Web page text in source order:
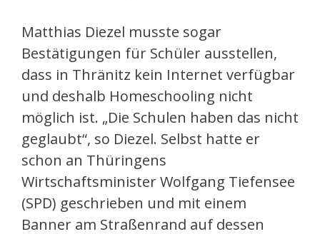
Matthias Diezel musste sogar
Bestätigungen für Schüler ausstellen,
dass in Thränitz kein Internet verfügbar
und deshalb Homeschooling nicht
möglich ist. „Die Schulen haben das nicht
geglaubt“, so Diezel. Selbst hatte er
schon an Thüringens
Wirtschaftsminister Wolfgang Tiefensee
(SPD) geschrieben und mit einem
Banner am Straßenrand auf dessen